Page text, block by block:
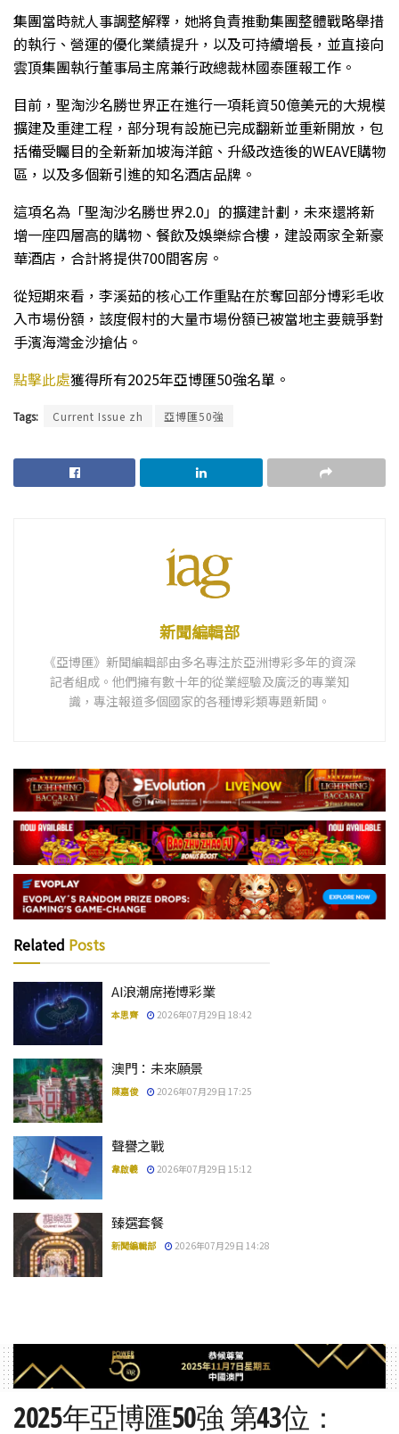
集團當時就人事調整解釋，她將負責推動集團整體戰略舉措
的執行、營運的優化業績提升，以及可持續增長，並直接向
雲頂集團執行董事局主席兼行政總裁林國泰匯報工作。
目前，聖淘沙名勝世界正在進行一項耗資50億美元的大規模
擴建及重建工程，部分現有設施已完成翻新並重新開放，包
括備受矚目的全新新加坡海洋館、升級改造後的WEAVE購物
區，以及多個新引進的知名酒店品牌。
這項名為「聖淘沙名勝世界2.0」的擴建計劃，未來還將新
增一座四層高的購物、餐飲及娛樂綜合樓，建設兩家全新豪
華酒店，合計將提供700間客房。
從短期來看，李溪茹的核心工作重點在於奪回部分博彩毛收
入市場份額，該度假村的大量市場份額已被當地主要競爭對
手濱海灣金沙搶佔。
點擊此處獲得所有2025年亞博匯50強名單。
Tags: Current Issue zh 亞博匯50強
新聞編輯部
《亞博匯》新聞編輯部由多名專注於亞洲博彩多年的資深
記者組成。他們擁有數十年的從業經驗及廣泛的專業知
識，專注報道多個國家的各種博彩類專題新聞。
Related Posts
AI浪潮席捲博彩業
本思齊 2026年07月29日 18:42
澳門：未來願景
陳嘉俊 2026年07月29日 17:25
聲譽之戰
韋啟羲 2026年07月29日 15:12
臻選套餐
新聞編輯部 2026年07月29日 14:28
2025年亞博匯50強 第43位：